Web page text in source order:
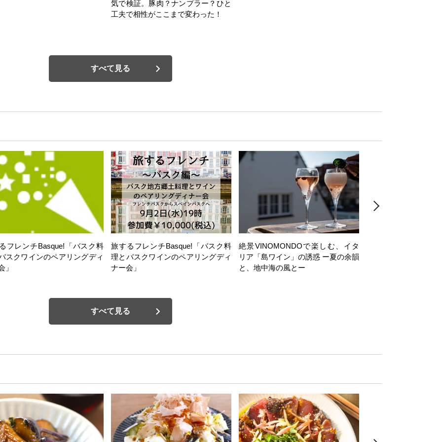
気で検証。豚肉？ナンプラー？ひと
工夫で相性がここまで変わった！
すべて見る
フレンチBasque!「バスク料
スクワインのペアリングディ
」
旅するフレンチBasque!「バスク料
理とバスクワインのペアリングディ
ナー会」
絶景VINOMONDOで楽しむ、イタ
リア「島ワイン」の誘惑 ー夏の余韻
と、地中海の風とー
すべて見る